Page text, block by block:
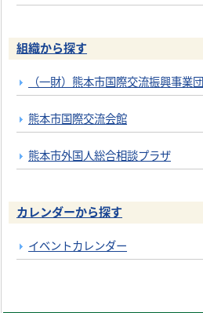
組織から探す
（一財）熊本市国際交流振興事業団
熊本市国際交流会館
熊本市外国人総合相談プラザ
カレンダーから探す
イベントカレンダー